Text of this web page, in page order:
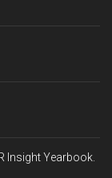
Insight Yearbook.